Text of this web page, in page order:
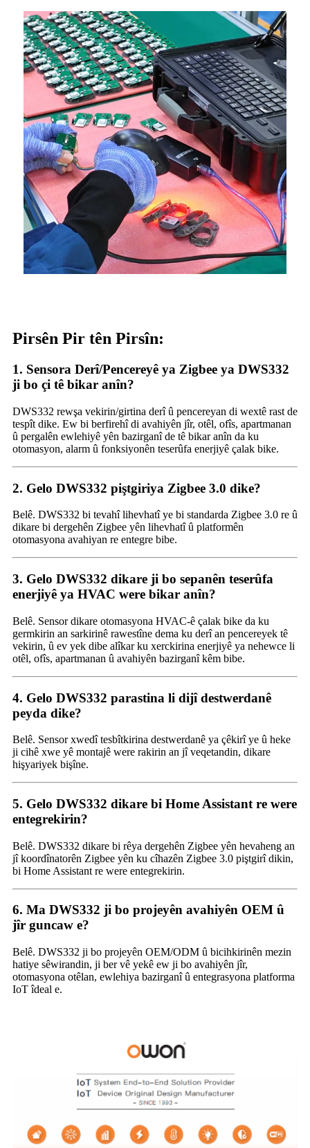
Pirsên Pir tên Pirsîn:
1. Sensora Derî/Pencereyê ya Zigbee ya DWS332
ji bo çi tê bikar anîn?
DWS332 rewşa vekirin/girtina derî û pencereyan di wextê rast de
tespît dike. Ew bi berfirehî di avahiyên jîr, otêl, ofîs, apartmanan
û pergalên ewlehiyê yên bazirganî de tê bikar anîn da ku
otomasyon, alarm û fonksiyonên teserûfa enerjiyê çalak bike.
2. Gelo DWS332 piştgiriya Zigbee 3.0 dike?
Belê. DWS332 bi tevahî lihevhatî ye bi standarda Zigbee 3.0 re û
dikare bi dergehên Zigbee yên lihevhatî û platformên
otomasyona avahiyan re entegre bibe.
3. Gelo DWS332 dikare ji bo sepanên teserûfa
enerjiyê ya HVAC were bikar anîn?
Belê. Sensor dikare otomasyona HVAC-ê çalak bike da ku
germkirin an sarkirinê rawestîne dema ku derî an pencereyek tê
vekirin, û ev yek dibe alîkar ku xerckirina enerjiyê ya nehewce li
otêl, ofîs, apartmanan û avahiyên bazirganî kêm bibe.
4. Gelo DWS332 parastina li dijî destwerdanê
peyda dike?
Belê. Sensor xwedî tesbîtkirina destwerdanê ya çêkirî ye û heke
ji cihê xwe yê montajê were rakirin an jî veqetandin, dikare
hişyariyek bişîne.
5. Gelo DWS332 dikare bi Home Assistant re were
entegrekirin?
Belê. DWS332 dikare bi rêya dergehên Zigbee yên hevaheng an
jî koordînatorên Zigbee yên ku cîhazên Zigbee 3.0 piştgirî dikin,
bi Home Assistant re were entegrekirin.
6. Ma DWS332 ji bo projeyên avahiyên OEM û
jîr guncaw e?
Belê. DWS332 ji bo projeyên OEM/ODM û bicihkirinên mezin
hatiye sêwirandin, ji ber vê yekê ew ji bo avahiyên jîr,
otomasyona otêlan, ewlehiya bazirganî û entegrasyona platforma
IoT îdeal e.